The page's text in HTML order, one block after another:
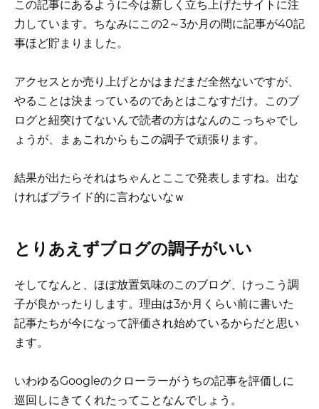
この記事にあるように今は新しく立ち上げたサイトに注
力しています。ちなみにこの2～3か月の間に記事が40記
事ほど貯まりました。
アクセスとか売り上げとかはまだまだ全然ないですが、
やることは決まっているのであとはこなすだけ。このブ
ログと紐突けてないんで読者の方はなんのこっちゃでし
ょうが、まぁこれからもこの調子で頑張ります。
結果が出たらそれはちゃんとここで発表しますね。出な
ければプライド的に言わないなｗ
とりあえずブログの調子がいい
そしてなんと、ほぼ放置気味のこのブログ、けっこう調
子が良かったりします。理由は3か月くらい前に書いた
記事たちが今になって評価され始めているからだと思い
ます。
いわゆるGoogleのクローラーがうちの記事を評価しに
巡回しにきてくれたってことなんでしょう。